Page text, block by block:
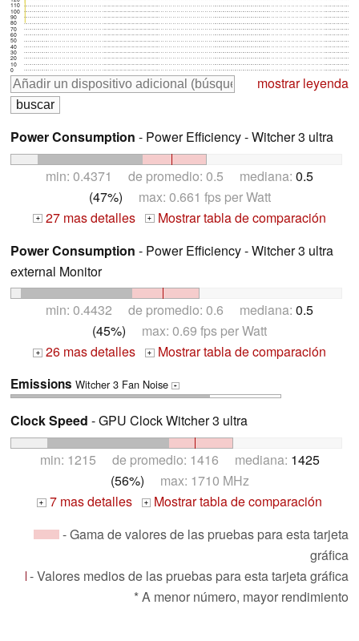
0
10
20
30
40
50
60
70
80
90
100
110
mostrar leyenda
Power Consumption - Power Efficiency - Witcher 3 ultra
min: 0.4371 de promedio: 0.5 mediana: 0.5
(47%) max: 0.661 fps per Watt
+ 27 mas detalles + Mostrar tabla de comparación
Power Consumption - Power Efficiency - Witcher 3 ultra
external Monitor
min: 0.4432 de promedio: 0.6 mediana: 0.5
(45%) max: 0.69 fps per Watt
+ 26 mas detalles + Mostrar tabla de comparación
Emissions Witcher 3 Fan Noise +
Clock Speed - GPU Clock Witcher 3 ultra
min: 1215 de promedio: 1416 mediana: 1425
(56%) max: 1710 MHz
+ 7 mas detalles +
Mostrar tabla de comparación
- Gama de valores de las pruebas para esta tarjeta
gráfica
- Valores medios de las pruebas para esta tarjeta gráfica
* A menor número, mayor rendimiento